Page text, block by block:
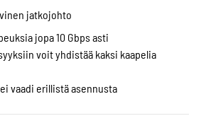
jatkojohto
jopa 10 Gbps asti
voit yhdistää kaksi kaapelia
ei vaadi erillistä asennusta